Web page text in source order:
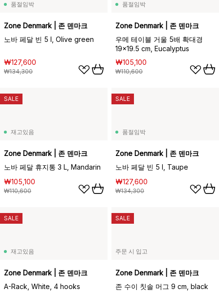
품절임박
Zone Denmark | 존 덴마크
노바 페달 빈 5 l, Olive green
₩127,600
₩134,300
품절임박
Zone Denmark | 존 덴마크
우메 테이블 거울 5배 확대경
19x19.5 cm, Eucalyptus
₩105,100
₩110,600
재고있음
Zone Denmark | 존 덴마크
노바 페달 휴지통 3 L, Mandarin
₩105,100
₩110,600
SALE
품절임박
Zone Denmark | 존 덴마크
노바 페달 빈 5 l, Taupe
₩127,600
₩134,300
SALE
재고있음
Zone Denmark | 존 덴마크
A-Rack, White, 4 hooks
SALE
주문 시 입고
Zone Denmark | 존 덴마크
존 수이 칫솔 머그 9 cm, black
SALE